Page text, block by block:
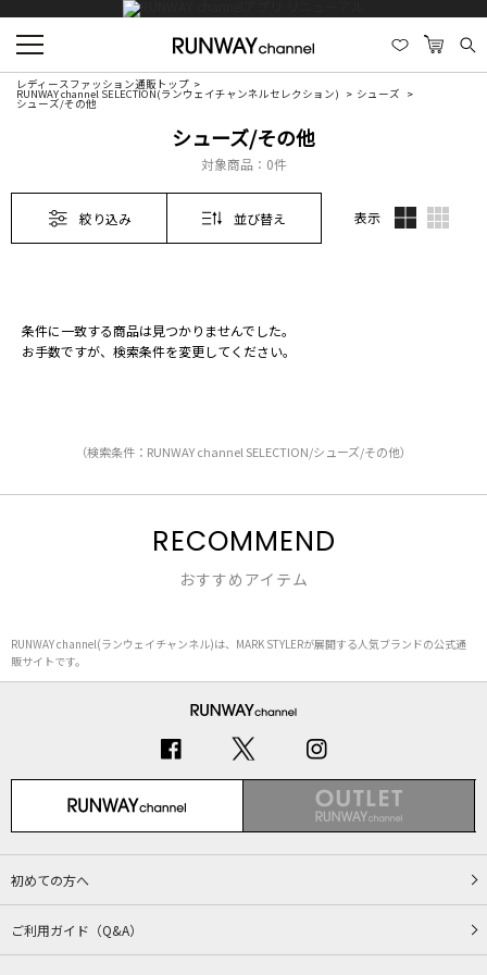
レディースファッション通販トップ
RUNWAY channel SELECTION(ランウェイチャンネルセレクション) シューズ
シューズ/その他
シューズ/その他
対象商品： 0件
絞り込み 並び替え 表示
条件に一致する商品は見つかりませんでした。
お手数ですが、検索条件を変更してください。
（検索条件：RUNWAY channel SELECTION/シューズ/その他）
RECOMMEND
おすすめアイテム
RUNWAY channel(ランウェイチャンネル)は、MARK STYLERが展開する人気ブランドの公式通
販サイトです。
初めての方へ
ご利用ガイド（Q&A）